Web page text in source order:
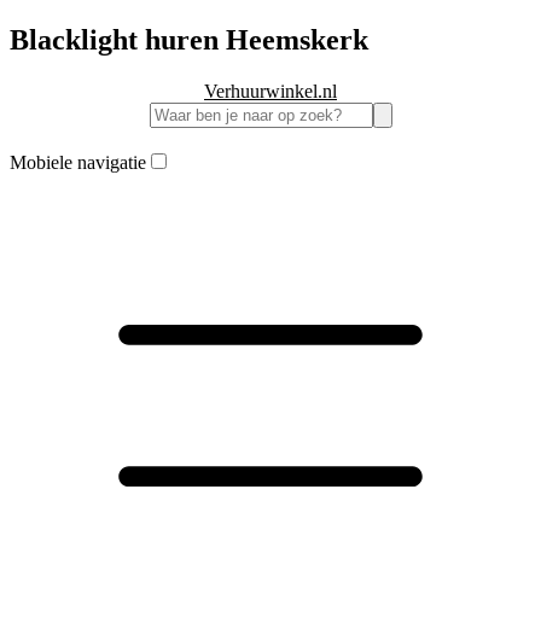
Blacklight huren Heemskerk
Verhuurwinkel.nl
Mobiele navigatie